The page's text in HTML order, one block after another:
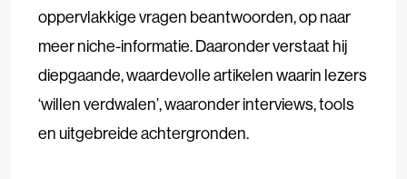
oppervlakkige vragen beantwoorden, op naar
meer niche-informatie. Daaronder verstaat hij
diepgaande, waardevolle artikelen waarin lezers
‘willen verdwalen’, waaronder interviews, tools
en uitgebreide achtergronden.